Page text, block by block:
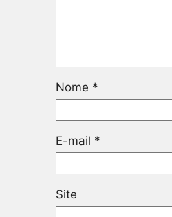
Nome *
E-mail *
Site